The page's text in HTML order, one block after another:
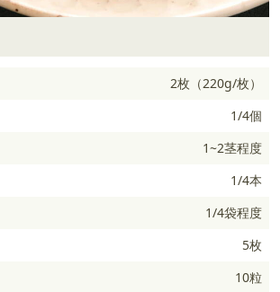
2枚（220g/枚）
1/4個
1~2茎程度
1/4本
1/4袋程度
5枚
10粒